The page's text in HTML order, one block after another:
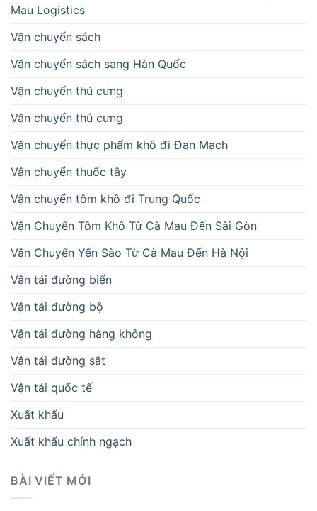
Mau Logistics
Vận chuyển sách
Vận chuyển sách sang Hàn Quốc
Vận chuyển thú cưng
Vận chuyển thú cưng
Vận chuyển thực phẩm khô đi Đan Mạch
Vận chuyển thuốc tây
Vận chuyển tôm khô đi Trung Quốc
Vận Chuyển Tôm Khô Từ Cà Mau Đến Sài Gòn
Vận Chuyển Yến Sào Từ Cà Mau Đến Hà Nội
Vận tải đường biển
Vận tải đường bộ
Vận tải đường hàng không
Vận tải đường sắt
Vận tải quốc tế
Xuất khẩu
Xuất khẩu chính ngạch
BÀI VIẾT MỚI